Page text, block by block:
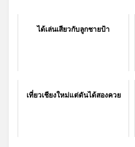
ได้เล่นเสียวกับลูกชายป้า
เที่ยวเชียงใหม่แต่ดันได้สองควย